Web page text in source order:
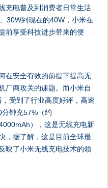
充电普及到消费者日常生活
30W到现在的40W，小米在
前享受科技进步带来的便
在安全有效的前提下提高无
厂商攻关的课题。而小米自
受到了行业高度好评，高速
钟充57%（约
），这是无线充电新
，据了解，这是目前全球最
映了小米无线充电技术的领